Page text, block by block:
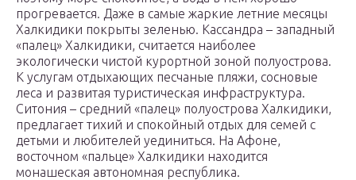
прогревается. Даже в самые жаркие летние месяцы
Халкидики покрыты зеленью. Кассандра – западный
«палец» Халкидики, считается наиболее
экологически чистой курортной зоной полуострова.
К услугам отдыхающих песчаные пляжи, сосновые
леса и развитая туристическая инфраструктура.
Ситония – средний «палец» полуострова Халкидики,
предлагает тихий и спокойный отдых для семей с
детьми и любителей уединиться. На Афоне,
восточном «пальце» Халкидики находится
монашеская автономная республика.